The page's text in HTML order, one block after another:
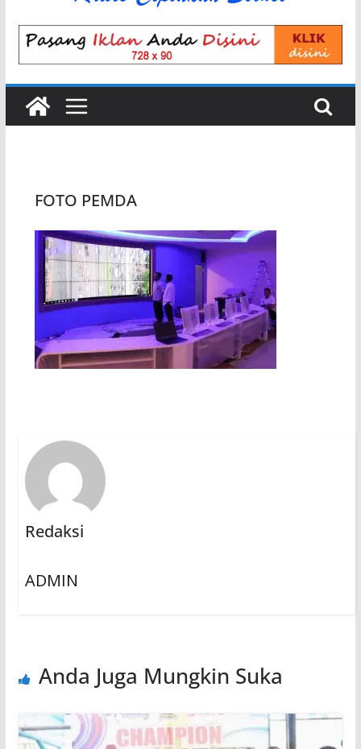
FOTO PEMDA
Redaksi
ADMIN
Anda Juga Mungkin Suka